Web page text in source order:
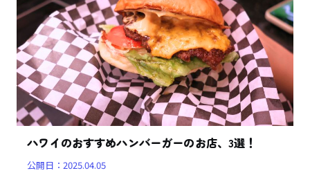
ハワイのおすすめハンバーガーのお店、3選！
公開日：2025.04.05